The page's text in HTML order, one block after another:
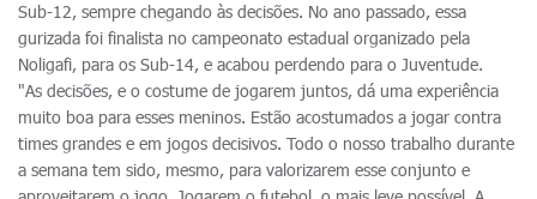
Sub-12, sempre chegando às decisões. No ano passado, essa
gurizada foi finalista no campeonato estadual organizado pela
Noligafi, para os Sub-14, e acabou perdendo para o Juventude.
"As decisões, e o costume de jogarem juntos, dá uma experiência
muito boa para esses meninos. Estão acostumados a jogar contra
times grandes e em jogos decisivos. Todo o nosso trabalho durante
a semana tem sido, mesmo, para valorizarem esse conjunto e